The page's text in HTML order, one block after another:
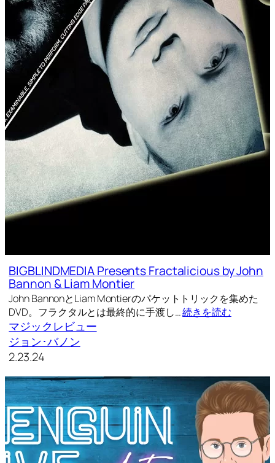
BIGBLINDMEDIA Presents Fractalicious by John
Bannon & Liam Montier
John BannonとLiam Montierのパケットトリックを集めた
DVD。フラクタルとは最終的に手渡し…続きを読む
マジックレビュー
ジョン･バノン
2.23.24